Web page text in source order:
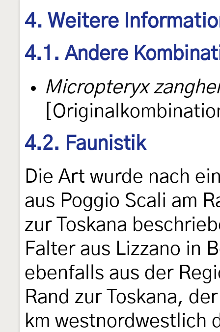
4. Weitere
4.1. Andere
Micropteryx
4.2. Faunistik
Die Art wurde nach
aus Poggio Scali am
zur Toskana
Falter aus Lizzano in
ebenfalls aus der
Rand zur Toskana,
km westnordwestlich